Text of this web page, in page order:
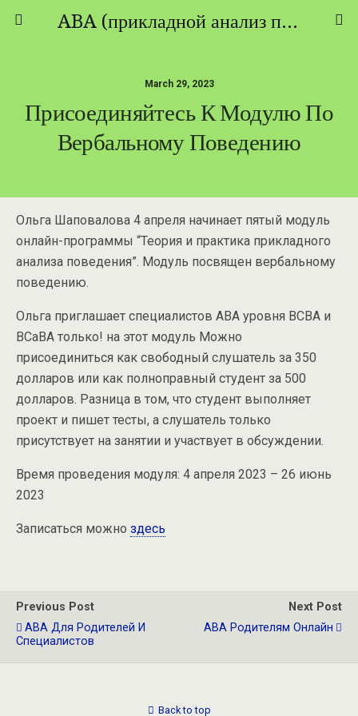
ABA (прикладной анализ поведения) - ТЕОРИЯ И ПРАКТИКА
March 29, 2023
Присоединяйтесь К Модулю По
Вербальному Поведению
Ольга Шаповалова 4 апреля начинает пятый модуль
онлайн-программы “Теория и практика прикладного
анализа поведения”. Модуль посвящен вербальному
поведению.
Ольга приглашает специалистов АВА уровня ВСВА и
ВСаВА только! на этот модуль Можно
присоединиться как свободный слушатель за 350
долларов или как полноправный студент за 500
долларов. Разница в том, что студент выполняет
проект и пишет тесты, а слушатель только
присутствует на занятии и участвует в обсуждении.
Время проведения модуля: 4 апреля 2023 – 26 июнь
2023
Записаться можно здесь
Previous Post
АВА Для Родителей И
Специалистов
Next Post
АВА Родителям Онлайн
Back to top